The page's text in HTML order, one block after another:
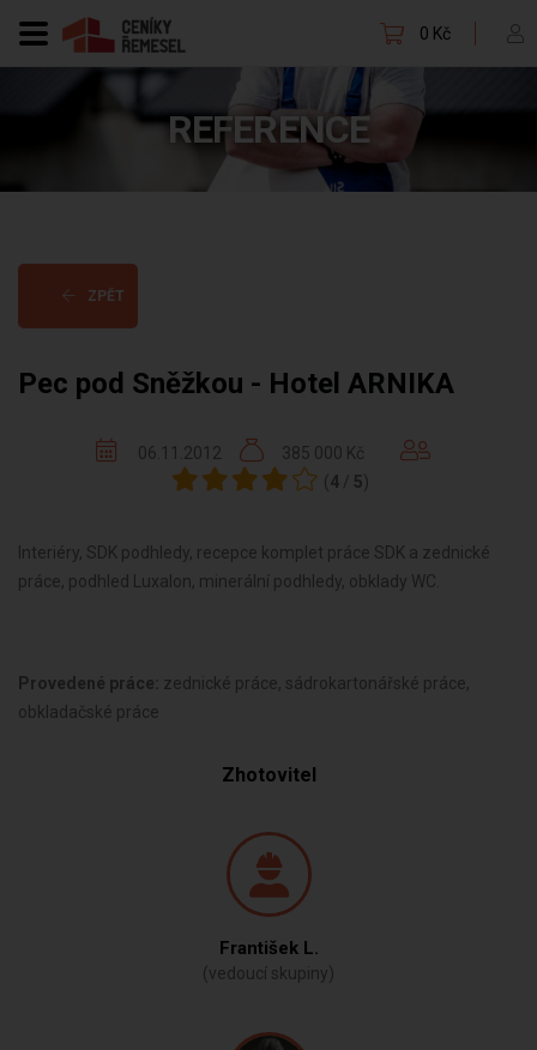
0 Kč
REFERENCE
ZPĚT
Pec pod Sněžkou - Hotel ARNIKA
06.11.2012
385 000 Kč
( 4 / 5)
Interiéry, SDK podhledy, recepce komplet práce SDK a zednické
práce, podhled Luxalon, minerální podhledy, obklady WC.
Provedené práce: zednické práce, sádrokartonářské práce,
obkladačské práce
Zhotovitel
František L.
(vedoucí skupiny)